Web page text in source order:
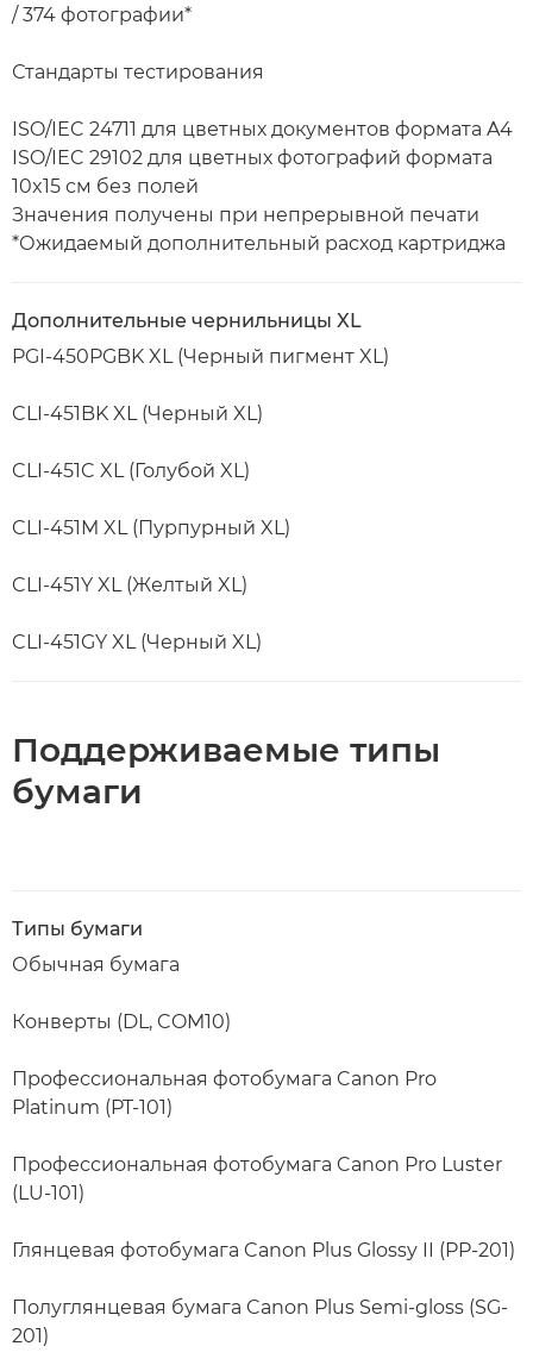
/ 374 фотографии*
Стандарты тестирования
ISO/IEC 24711 для цветных документов формата A4
ISO/IEC 29102 для цветных фотографий формата
10x15 см без полей
Значения получены при непрерывной печати
*Ожидаемый дополнительный расход картриджа
Дополнительные чернильницы XL
PGI-450PGBK XL (Черный пигмент XL)
CLI-451BK XL (Черный XL)
CLI-451C XL (Голубой XL)
CLI-451M XL (Пурпурный XL)
CLI-451Y XL (Желтый XL)
CLI-451GY XL (Черный XL)
Поддерживаемые типы
бумаги
Типы бумаги
Обычная бумага
Конверты (DL, COM10)
Профессиональная фотобумага Canon Pro
Platinum (PT-101)
Профессиональная фотобумага Canon Pro Luster
(LU-101)
Глянцевая фотобумага Canon Plus Glossy II (PP-201)
Полуглянцевая бумага Canon Plus Semi-gloss (SG-
201)